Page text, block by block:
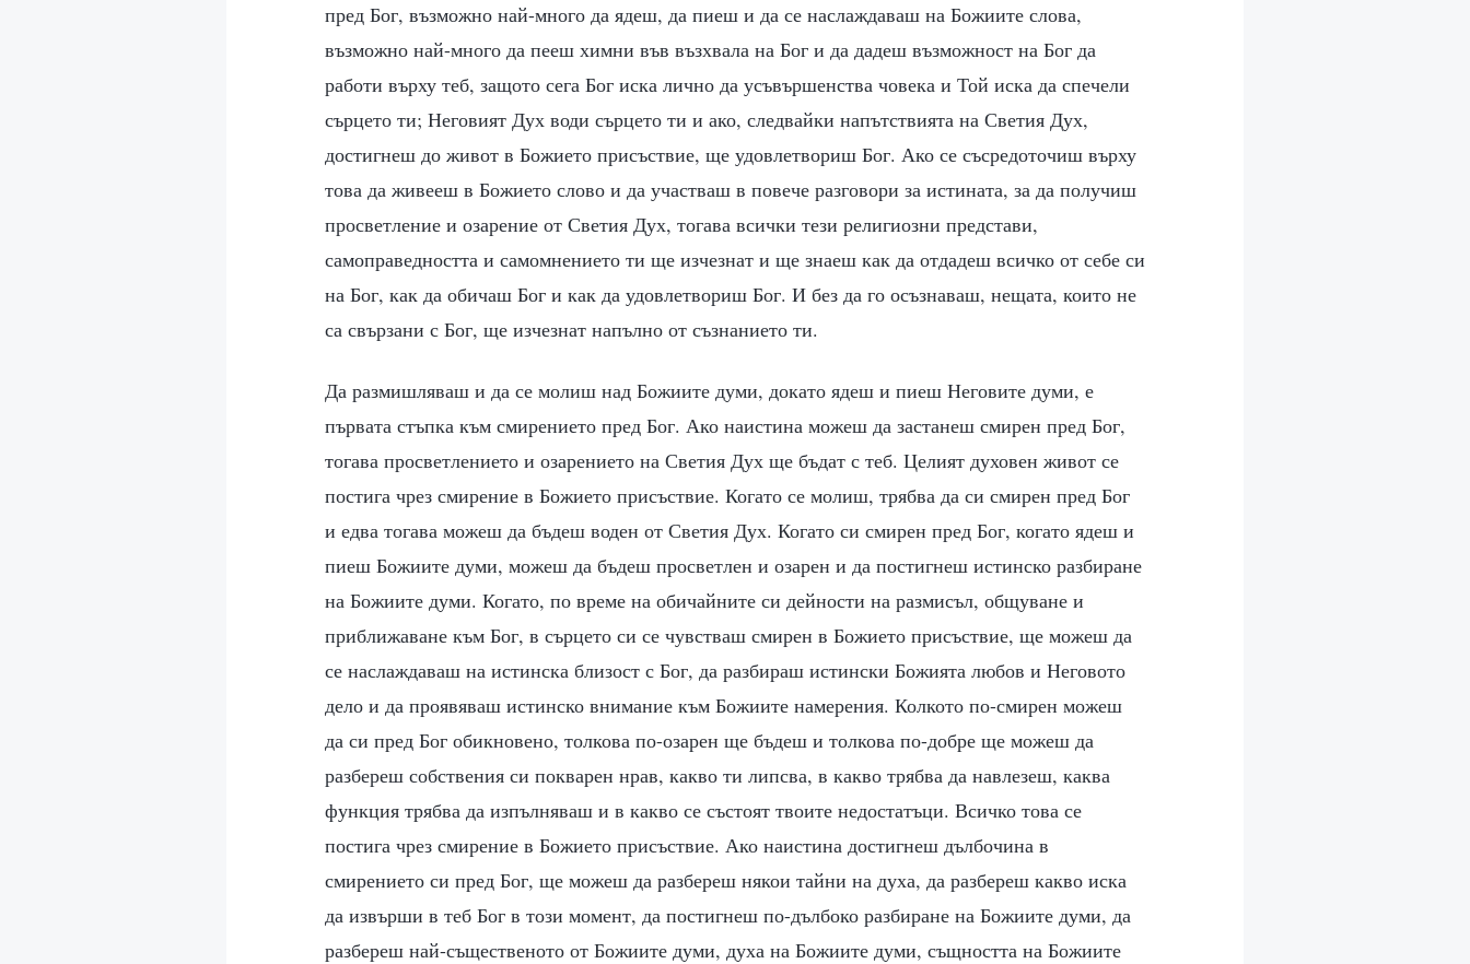
пред Бог, възможно най-много да ядеш, да пиеш и да се наслаждаваш на Божиите слова,
възможно най-много да пееш химни във възхвала на Бог и да дадеш възможност на Бог да
работи върху теб, защото сега Бог иска лично да усъвършенства човека и Той иска да спечели
сърцето ти; Неговият Дух води сърцето ти и ако, следвайки напътствията на Светия Дух,
достигнеш до живот в Божието присъствие, ще удовлетвориш Бог. Ако се съсредоточиш върху
това да живееш в Божието слово и да участваш в повече разговори за истината, за да получиш
просветление и озарение от Светия Дух, тогава всички тези религиозни представи,
самоправедността и самомнението ти ще изчезнат и ще знаеш как да отдадеш всичко от себе си
на Бог, как да обичаш Бог и как да удовлетвориш Бог. И без да го осъзнаваш, нещата, които не
са свързани с Бог, ще изчезнат напълно от съзнанието ти.
Да размишляваш и да се молиш над Божиите думи, докато ядеш и пиеш Неговите думи, е
първата стъпка към смирението пред Бог. Ако наистина можеш да застанеш смирен пред Бог,
тогава просветлението и озарението на Светия Дух ще бъдат с теб. Целият духовен живот се
постига чрез смирение в Божието присъствие. Когато се молиш, трябва да си смирен пред Бог
и едва тогава можеш да бъдеш воден от Светия Дух. Когато си смирен пред Бог, когато ядеш и
пиеш Божиите думи, можеш да бъдеш просветлен и озарен и да постигнеш истинско разбиране
на Божиите думи. Когато, по време на обичайните си дейности на размисъл, общуване и
приближаване към Бог, в сърцето си се чувстваш смирен в Божието присъствие, ще можеш да
се наслаждаваш на истинска близост с Бог, да разбираш истински Божията любов и Неговото
дело и да проявяваш истинско внимание към Божиите намерения. Колкото по-смирен можеш
да си пред Бог обикновено, толкова по-озарен ще бъдеш и толкова по-добре ще можеш да
разбереш собствения си покварен нрав, какво ти липсва, в какво трябва да навлезеш, каква
функция трябва да изпълняваш и в какво се състоят твоите недостатъци. Всичко това се
постига чрез смирение в Божието присъствие. Ако наистина достигнеш дълбочина в
смирението си пред Бог, ще можеш да разбереш някои тайни на духа, да разбереш какво иска
да извърши в теб Бог в този момент, да постигнеш по-дълбоко разбиране на Божиите думи, да
разбереш най-същественото от Божиите думи, духа на Божиите думи, същността на Божиите